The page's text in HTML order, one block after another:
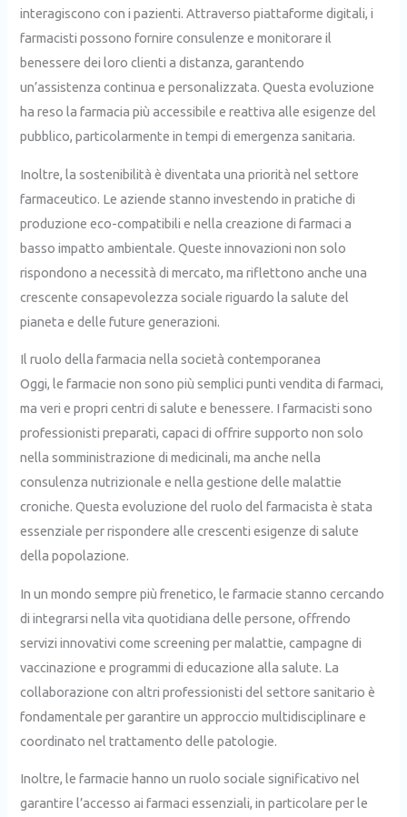
interagiscono con i pazienti. Attraverso piattaforme digitali, i
farmacisti possono fornire consulenze e monitorare il
benessere dei loro clienti a distanza, garantendo
un’assistenza continua e personalizzata. Questa evoluzione
ha reso la farmacia più accessibile e reattiva alle esigenze del
pubblico, particolarmente in tempi di emergenza sanitaria.
Inoltre, la sostenibilità è diventata una priorità nel settore
farmaceutico. Le aziende stanno investendo in pratiche di
produzione eco-compatibili e nella creazione di farmaci a
basso impatto ambientale. Queste innovazioni non solo
rispondono a necessità di mercato, ma riflettono anche una
crescente consapevolezza sociale riguardo la salute del
pianeta e delle future generazioni.
Il ruolo della farmacia nella società contemporanea
Oggi, le farmacie non sono più semplici punti vendita di farmaci,
ma veri e propri centri di salute e benessere. I farmacisti sono
professionisti preparati, capaci di offrire supporto non solo
nella somministrazione di medicinali, ma anche nella
consulenza nutrizionale e nella gestione delle malattie
croniche. Questa evoluzione del ruolo del farmacista è stata
essenziale per rispondere alle crescenti esigenze di salute
della popolazione.
In un mondo sempre più frenetico, le farmacie stanno cercando
di integrarsi nella vita quotidiana delle persone, offrendo
servizi innovativi come screening per malattie, campagne di
vaccinazione e programmi di educazione alla salute. La
collaborazione con altri professionisti del settore sanitario è
fondamentale per garantire un approccio multidisciplinare e
coordinato nel trattamento delle patologie.
Inoltre, le farmacie hanno un ruolo sociale significativo nel
garantire l’accesso ai farmaci essenziali, in particolare per le